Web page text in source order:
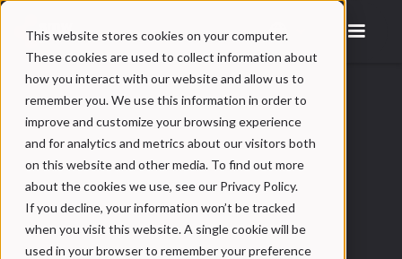
This website stores cookies on your computer.
These cookies are used to collect information about
how you interact with our website and allow us to
remember you. We use this information in order to
improve and customize your browsing experience
and for analytics and metrics about our visitors both
on this website and other media. To find out more
about the cookies we use, see our Privacy Policy.
If you decline, your information won’t be tracked
when you visit this website. A single cookie will be
used in your browser to remember your preference